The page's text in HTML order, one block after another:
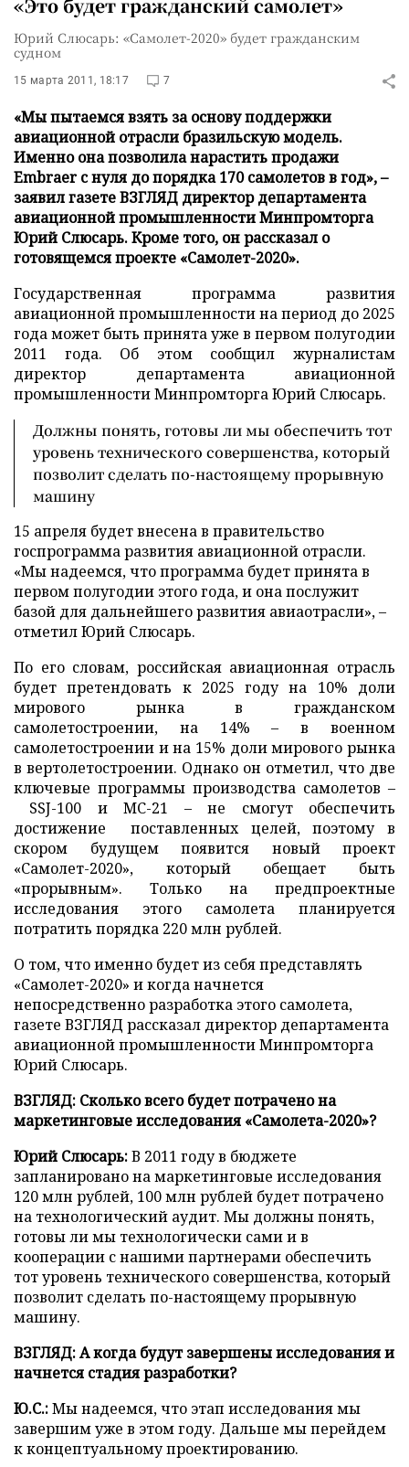
«Это будет гражданский самолет»
Юрий Слюсарь: «Самолет-2020» будет гражданским
судном
15 марта 2011, 18:17 7
«Мы пытаемся взять за основу поддержки
авиационной отрасли бразильскую модель.
Именно она позволила нарастить продажи
Embraer с нуля до порядка 170 самолетов в год», –
заявил газете ВЗГЛЯД директор департамента
авиационной промышленности Минпромторга
Юрий Слюсарь. Кроме того, он рассказал о
готовящемся проекте «Самолет-2020».
Государственная программа развития
авиационной промышленности на период до 2025
года может быть принята уже в первом полугодии
2011 года. Об этом сообщил журналистам
директор департамента авиационной
промышленности Минпромторга Юрий Слюсарь.
Должны понять, готовы ли мы обеспечить тот
уровень технического совершенства, который
позволит сделать по-настоящему прорывную
машину
15 апреля будет внесена в правительство
госпрограмма развития авиационной отрасли.
«Мы надеемся, что программа будет принята в
первом полугодии этого года, и она послужит
базой для дальнейшего развития авиаотрасли»,–
отметил Юрий Слюсарь.
По его словам, российская авиационная отрасль
будет претендовать к 2025 году на 10% доли
мирового рынка в гражданском
самолетостроении, на 14%– в военном
самолетостроении и на 15% доли мирового рынка
в вертолетостроении. Однако он отметил, что две
ключевые программы производства самолетов –
SSJ-100 и МС-21 –не смогут обеспечить
достижение поставленных целей, поэтому в
скором будущем появится новый проект
«Самолет-2020», который обещает быть
«прорывным». Только на предпроектные
исследования этого самолета планируется
потратить порядка 220 млн рублей.
О том, что именно будет из себя представлять
«Самолет-2020» и когда начнется
непосредственно разработка этого самолета,
газете ВЗГЛЯД рассказал директор департамента
авиационной промышленности Минпромторга
Юрий Слюсарь.
ВЗГЛЯД: Сколько всего будет потрачено на
маркетинговые исследования «Самолета-2020»?
Юрий Слюсарь:В 2011 году в бюджете
запланировано на маркетинговые исследования
120 млн рублей, 100 млн рублей будет потрачено
на технологический аудит. Мы должны понять,
готовы ли мы технологически сами и в
кооперации с нашими партнерами обеспечить
тот уровень технического совершенства, который
позволит сделать по-настоящему прорывную
машину.
ВЗГЛЯД: А когда будут завершены исследования и
начнется стадия разработки?
Ю.С.:Мы надеемся, что этап исследования мы
завершим уже в этом году. Дальше мы перейдем
к концептуальному проектированию.